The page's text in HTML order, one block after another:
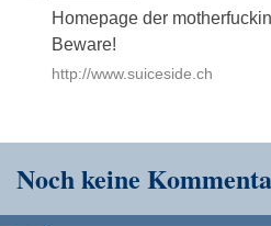
Homepage der
Beware!
http://www.suiceside.ch
Noch keine